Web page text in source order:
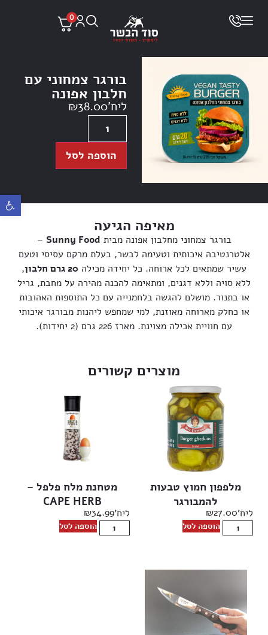
פתח
0
בורגר צמחוני עם
חלבון אפונה
ליח' ₪38.00
הוספה לסל
מאיפה הגיעה
בורגר צמחוני מחלבון אפונה מבית Sunny Food
–
אלטרנטיבה איכותית וטעימה לבשר, בעלת מרקם עסיסי וטעם
עשיר שמתאים לכל ארוחה. כל יחידה מכילה 20 גרם חלבון
,
ללא סויה וללא דגנים, ומתאימה להכנה מהירה על מחבת, גריל
או בתנור. מושלם להגשה בלחמנייה עם כל התוספות האהובות
או כחלק מארוחה מאוזנת, למי שמחפש ליהנות מבורגר איכותי
עם חוויית אכילה מצוינת. מארז 226 גרם (2 יחידות).
מוצרים קשורים
מלפפון חמוץ טבעות
להמבורגר
ליח' ₪27.00
הוספה לסל
מטחנת מלח פלפל –
CAPE HERB
ליח' ₪34.99
הוספה לסל